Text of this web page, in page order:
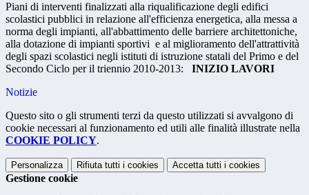
Piani di interventi finalizzati alla riqualificazione degli edifici
scolastici pubblici in relazione all'efficienza energetica, alla messa a
norma degli impianti, all'abbattimento delle barriere architettoniche,
alla dotazione di impianti sportivi e al miglioramento dell'attrattività
degli spazi scolastici negli istituti di istruzione statali del Primo e del
Secondo Ciclo per il triennio 2010-2013: INIZIO LAVORI
Notizie
Questo sito o gli strumenti terzi da questo utilizzati si avvalgono di
cookie necessari al funzionamento ed utili alle finalità illustrate nella
COOKIE POLICY.
Personalizza Rifiuta tutti i cookies Accetta tutti i cookies
Gestione cookie